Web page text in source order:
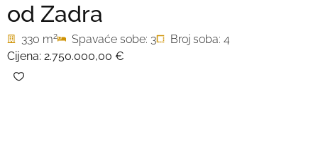
od Zadra
330 m2 Spavaće sobe: 3
Broj soba: 4
Cijena: 2.750.000,00 €